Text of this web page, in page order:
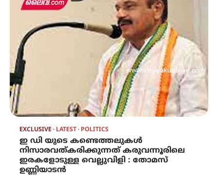
EXCLUSIVE LATEST POLITICS
ഇ ഡി യുടെ കണ്ടെത്തലുകൾ
നിസാരവത്കരിക്കുന്നത് കരുവന്നൂരിലെ
ഇരകളോടുള്ള വെല്ലുവിളി : തോമസ്
ഉണ്ണിയാടൻ